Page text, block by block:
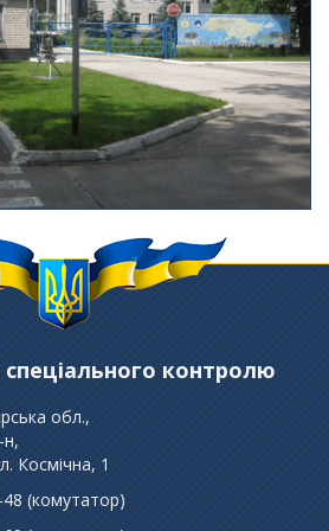
контролю
обл.,
Космічна, 1
(комутатор)